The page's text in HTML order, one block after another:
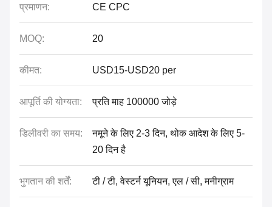
प्रमाणन: CE CPC
MOQ: 20
कीमत: USD15-USD20 per
आपूर्ति की योग्यता: प्रति माह 100000 जोड़े
डिलीवरी का समय:
नमूने के लिए 2-3 दिन, थोक आदेश के लिए 5-
20 दिन है
भुगतान की शर्तें: टी / टी, वेस्टर्न यूनियन, एल / सी, मनीग्राम